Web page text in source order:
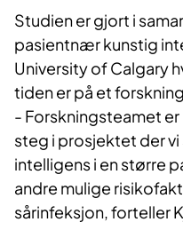
Studien er gjort i
pasientnær kunstig
University of Calgary
tiden er på et
- Forskningsteamet
steg i prosjektet der
intelligens i en større
andre mulige
sårinfeksjon, forteller